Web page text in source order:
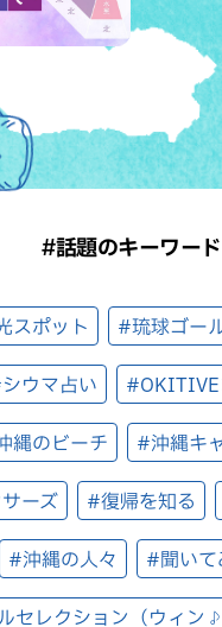
#話題のキーワード
スポット #琉球ゴー
ウマ占い #OKITIVE
縄のビーチ #沖縄キ
ーズ #復帰を知る
#沖縄の人々 #聞いて
セレクション（ウィン